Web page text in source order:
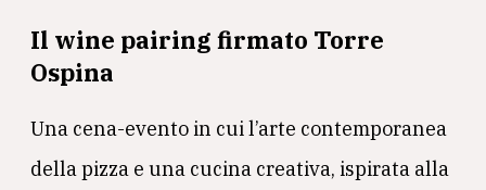
Il wine pairing firmato Torre
Ospina
Una cena-evento in cui l’arte contemporanea
della pizza e una cucina creativa, ispirata alla